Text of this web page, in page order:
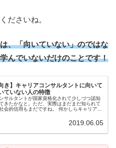
ださいね。
、「向いていない」のではな
んでいないだけのことです！
き】キャリアコンサルタントに向いて
ていない人の特徴
サルタントが国家資格化されて少しづつ認知
きたかなと。ただ、実際はまだまだ知られて
会的信用もまだですね。 何かしらキャリアの
2019.06.05